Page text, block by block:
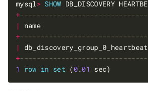
mysql > SHOW
+
|
name
+
|
db_discovery_group_0_heartbeat
+
1
row in set ( 0.01